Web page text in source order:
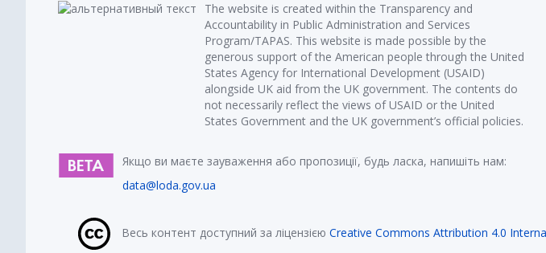
The website is created within the Transparency and
Accountability in Public Administration and Services
Program/TAPAS. This website is made possible by the
generous support of the American people through the United
States Agency for International Development (USAID)
alongside UK aid from the UK government. The contents do
not necessarily reflect the views of USAID or the United
States Government and the UK government’s official policies.
Якщо ви маєте зауваження або пропозиції, будь ласка, напишіть нам:
data@loda.gov.ua
Весь контент доступний за ліцензією Creative Commons Attribution 4.0